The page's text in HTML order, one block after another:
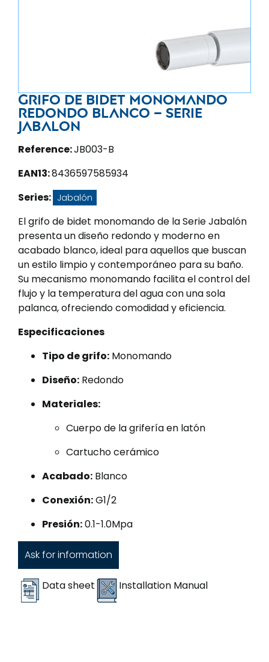
Grifo de bidet monomando
redondo blanco – Serie
Jabalon
Reference:JB003-B
EAN13:8436597585934
Series: Jabalón
El grifo de bidet monomando de la Serie Jabalón
presenta un diseño redondo y moderno en
acabado blanco, ideal para aquellos que buscan
un estilo limpio y contemporáneo para su baño.
Su mecanismo monomando facilita el control del
flujo y la temperatura del agua con una sola
palanca, ofreciendo comodidad y eficiencia.
Especificaciones
Tipo de grifo: Monomando
Diseño: Redondo
Materiales:
Cuerpo de la grifería en latón
Cartucho cerámico
Acabado: Blanco
Conexión:G1/2
Presión:0.1-1.0Mpa
Ask for information
Data sheet Installation Manual